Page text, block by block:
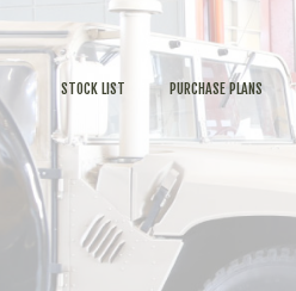
STOCK LIST PURCHASE PLANS